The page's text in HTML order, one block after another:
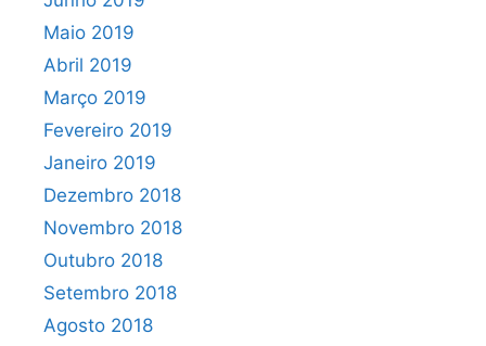
Maio 2019
Abril 2019
Março 2019
Fevereiro 2019
Janeiro 2019
Dezembro 2018
Novembro 2018
Outubro 2018
Setembro 2018
Agosto 2018